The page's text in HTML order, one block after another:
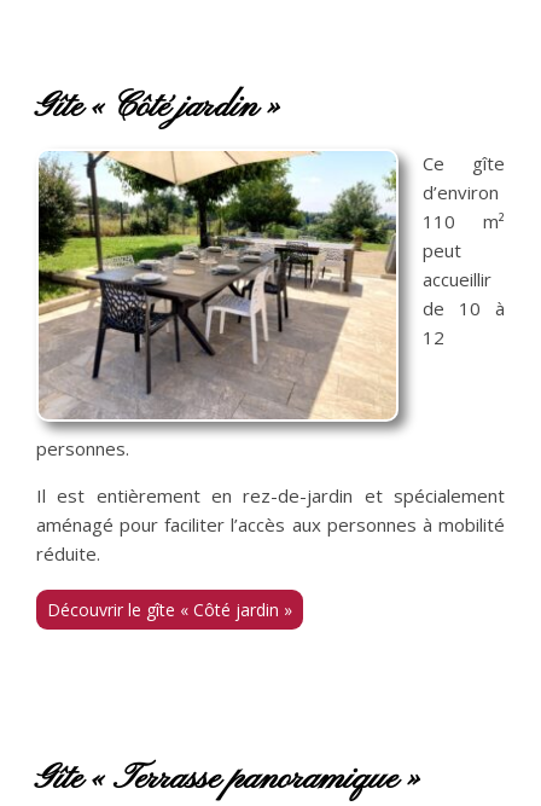
Gîte « Côté jardin »
Ce gîte
d’environ
110 m²
peut
accueillir
de 10 à
12
personnes.
Il est entièrement en rez-de-jardin et spécialement
aménagé pour faciliter l’accès aux personnes à mobilité
réduite.
Découvrir le gîte « Côté jardin »
Gîte « Terrasse panoramique »